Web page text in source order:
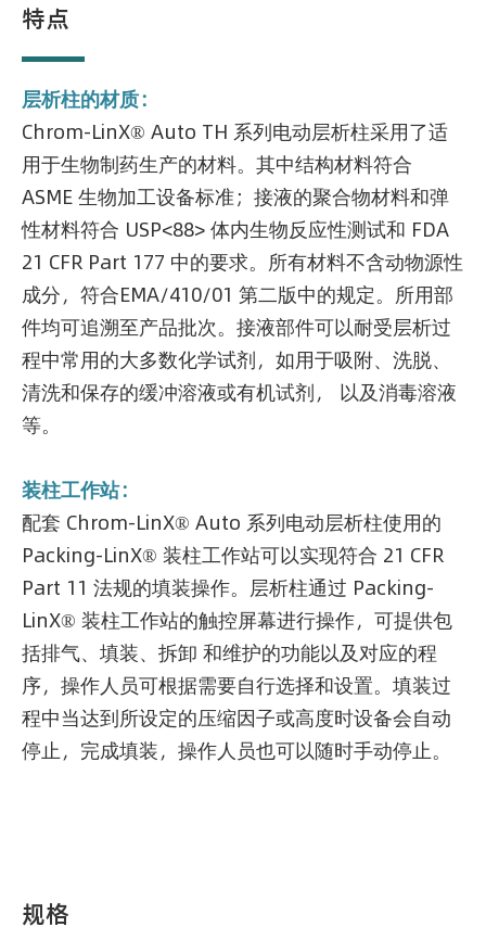
特点
层析柱的材质：
Chrom-LinX® Auto TH 系列电动层析柱采用了适
用于生物制药生产的材料。其中结构材料符合
ASME 生物加工设备标准；接液的聚合物材料和弹
性材料符合 USP<88> 体内生物反应性测试和 FDA
21 CFR Part 177 中的要求。所有材料不含动物源性
成分，符合EMA/410/01 第二版中的规定。所用部
件均可追溯至产品批次。接液部件可以耐受层析过
程中常用的大多数化学试剂，如用于吸附、洗脱、
清洗和保存的缓冲溶液或有机试剂， 以及消毒溶液
等。
装柱工作站：
配套 Chrom-LinX® Auto 系列电动层析柱使用的
Packing-LinX® 装柱工作站可以实现符合 21 CFR
Part 11 法规的填装操作。层析柱通过 Packing-
LinX® 装柱工作站的触控屏幕进行操作，可提供包
括排气、填装、拆卸 和维护的功能以及对应的程
序，操作人员可根据需要自行选择和设置。填装过
程中当达到所设定的压缩因子或高度时设备会自动
停止，完成填装，操作人员也可以随时手动停止。
规格